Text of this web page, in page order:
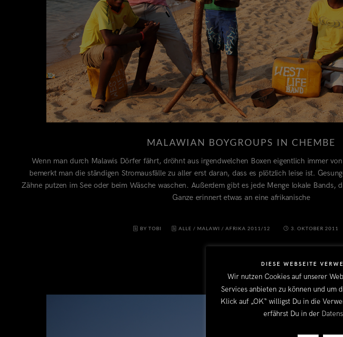
MALAWIAN BOYGROUPS IN CHEMBE
Wenn man durch Malawis Dörfer fährt, dröhnt aus irgendwelchen Boxen eigentlich immer
bemerkt man die ständigen Stromausfälle zu aller erst daran, dass es plötzlich leise ist.
Zähne putzen im See oder beim Wäsche waschen. Außerdem gibt es jede Menge lokale Bands,
Ganze erinnert etwas an eine afrikanische
BY TOBI ALLE / MALAWI / AFRIKA 2011/12 3. OKTOBER 2011
DIESE WEBSEITE
Wir nutzen Cookies auf unserer
Services anbieten zu können und um
Klick auf „OK“ willigst Du in die
erfährst Du in der